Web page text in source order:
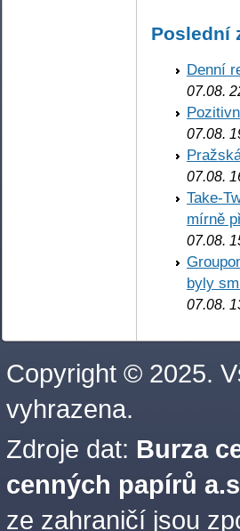
Poslední
Denní
07.08.
07.08.
07.08.
Take-
mírně
07.08.
byly
07.08.
Copyright © 2025.
vyhrazena.
Zdroje dat: Burza
cenných papírů
ze zahraničí jsou